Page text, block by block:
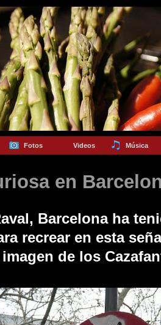
Fotos Videos Música
en
Barcelona ha
recrear en esta
imagen de los